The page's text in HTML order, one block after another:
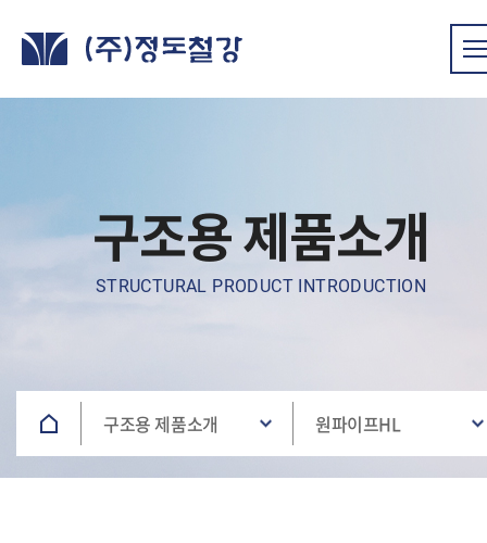
구조용 제품소개
STRUCTURAL PRODUCT INTRODUCTION
구조용 제품소개 원파이프HL